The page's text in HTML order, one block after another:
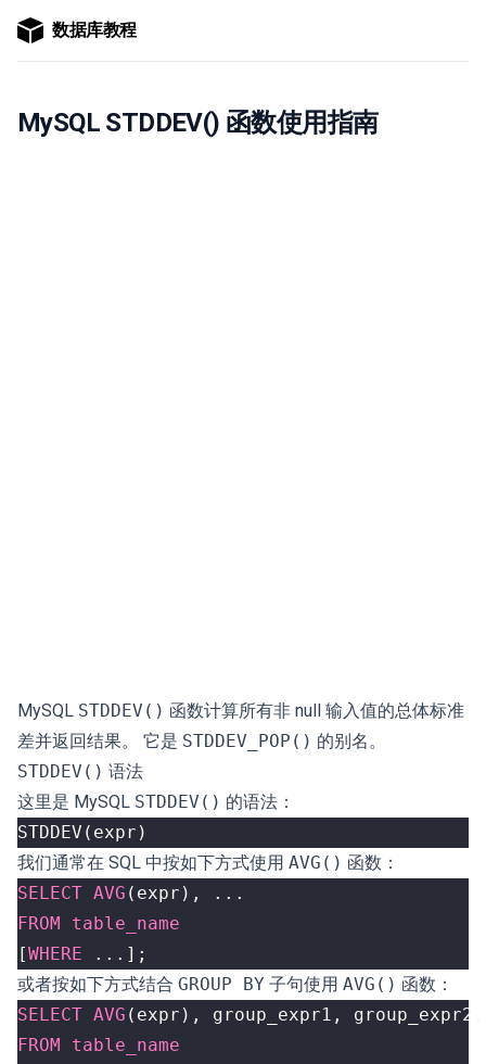
数据库教程
MySQL STDDEV() 函数使用指南
MySQL STDDEV() 函数计算所有非 null 输入值的总体标准
差并返回结果。 它是 STDDEV_POP() 的别名。
STDDEV() 语法
这里是 MySQL STDDEV() 的语法：
STDDEV ( expr )
我们通常在 SQL 中按如下方式使用 AVG() 函数：
SELECT AVG ( expr ),
...
FROM
table_name
[WHERE
...];
或者按如下方式结合 GROUP BY 子句使用 AVG() 函数：
SELECT AVG ( expr ), group_expr1 , group_expr2
FROM
table_name